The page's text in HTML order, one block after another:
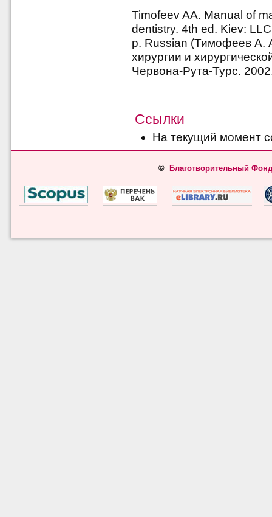
Timofeev AA. Manual of
dentistry. 4th ed. Kiev:
p. Russian (Тимофеев А.
хирургии и
Червона-Рута-Турс.
Ссылки
На текущий момент
© Благотворительный